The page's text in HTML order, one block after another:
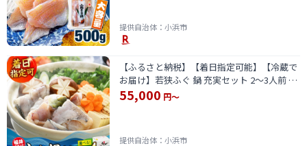
提供自治体：小浜市
【ふるさと納税】【着日指定可能】【冷蔵で
お届け】若狭ふぐ 鍋 充実セット 2〜3人前 / 4
人前【容量選べる】/ 鮮魚 ふぐ 河豚 とらふぐ
若狭ふぐ 刺身 てっさ 小浜市 / 若狭ふぐの宿
55,000 円～
提供自治体：小浜市